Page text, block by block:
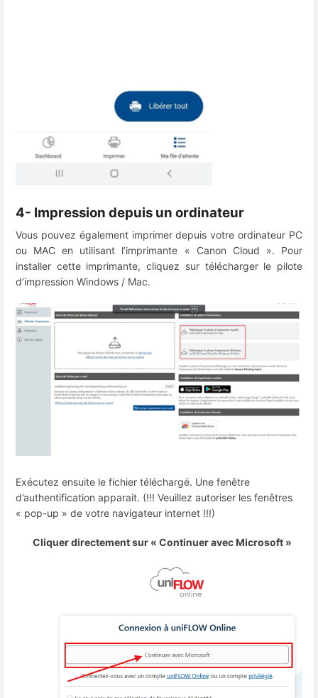
4- Impression depuis un ordinateur
Vous pouvez également imprimer depuis votre ordinateur PC
ou MAC en utilisant l’imprimante « Canon Cloud ». Pour
installer cette imprimante, cliquez sur télécharger le pilote
d’impression Windows / Mac.
Exécutez ensuite le fichier téléchargé. Une fenêtre
d’authentification apparait. (!!! Veuillez autoriser les fenêtres
« pop-up » de votre navigateur internet !!!)
Cliquer directement sur « Continuer avec Microsoft »